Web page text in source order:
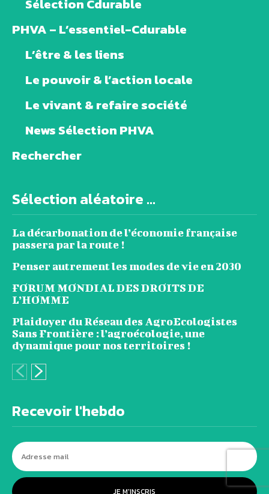
Sélection Cdurable
PHVA – L’essentiel-Cdurable
L’être & les liens
Le pouvoir & l’action locale
Le vivant & refaire société
News Sélection PHVA
Rechercher
Sélection aléatoire ...
La décarbonation de l’économie française
passera par la route !
Penser autrement les modes de vie en 2030
FORUM MONDIAL DES DROITS DE
L’HOMME
Plaidoyer du Réseau des AgroEcologistes
Sans Frontière : l’agroécologie, une
dynamique pour nos territoires !
Recevoir l'hebdo
JE M'INSCRIS